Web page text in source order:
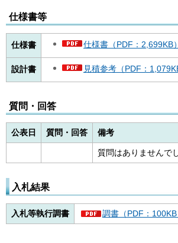
仕様書等
仕様書 仕様書（PDF：2,699KB）
設計書 見積参考（PDF：
質問・回答
公表日 質問・回答 備考
質問はありませんで
入札結果
入札等執行調書 調書（PDF：100KB